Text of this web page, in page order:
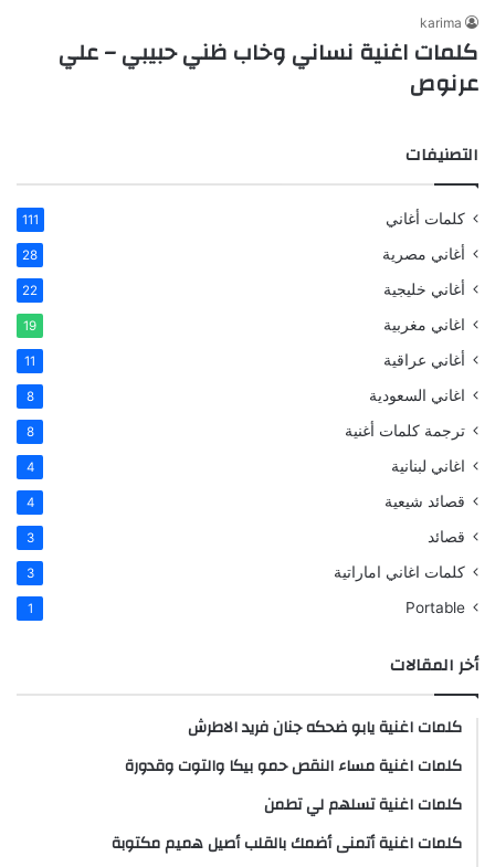
karima
كلمات اغنية نساني وخاب ظني حبيبي – علي
عرنوص
التصنيفات
كلمات أغاني 111
أغاني مصرية 28
أغاني خليجية 22
اغاني مغربية 19
أغاني عراقية 11
اغاني السعودية 8
ترجمة كلمات أغنية 8
اغاني لبنانية 4
قصائد شيعية 4
قصائد 3
كلمات اغاني اماراتية 3
Portable
1
أخر المقالات
كلمات اغنية يابو ضحكه جنان فريد الاطرش
كلمات اغنية مساء النقص حمو بيكا والتوت وقدورة
كلمات اغنية تسلهم لي تطمن
كلمات اغنية أتمنى أضمك بالقلب أصيل هميم مكتوبة